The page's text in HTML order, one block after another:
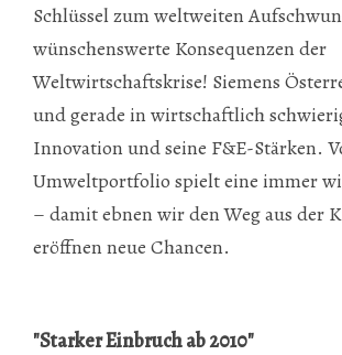
Schlüssel zum weltweiten
wünschenswerte Konsequenzen der
Weltwirtschaftskrise! Siemens
und gerade in wirtschaftlich
Innovation und seine F&E-Stärken.
Umweltportfolio spielt eine immer
– damit ebnen wir den Weg aus der
eröffnen neue Chancen.
"Starker Einbruch ab 2010"